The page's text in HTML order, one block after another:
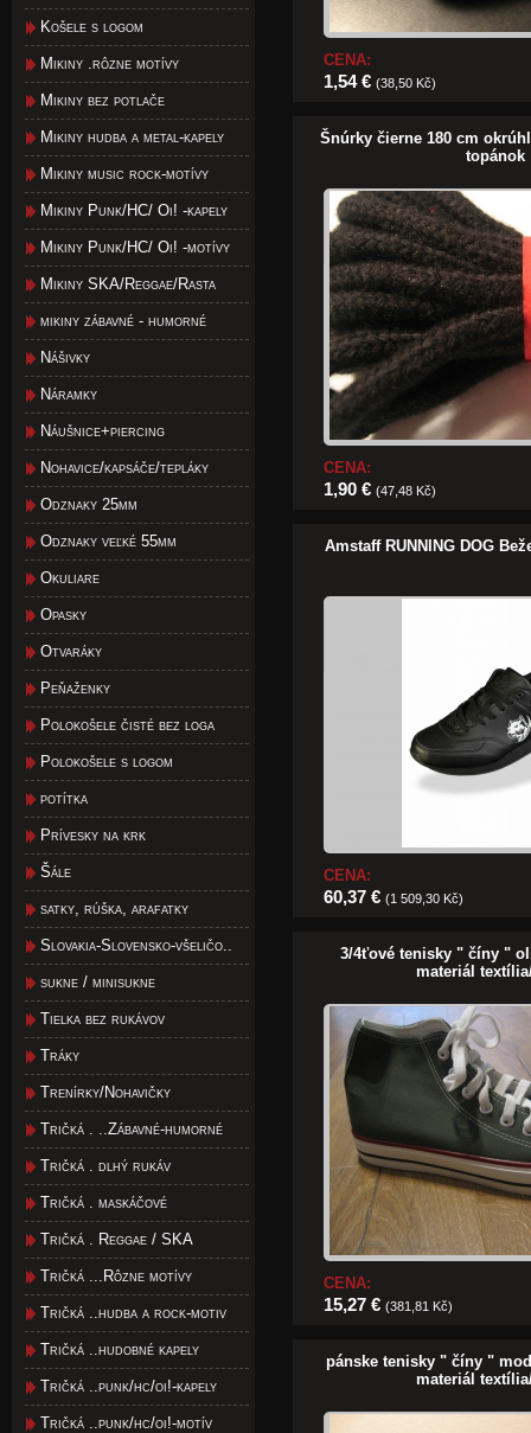
Košele s logom
Mikiny .rôzne motívy
Mikiny bez potlače
Mikiny hudba a metal-kapely
Mikiny music rock-motívy
Mikiny Punk/HC/ Oi! -kapely
Mikiny Punk/HC/ Oi! -motívy
Mikiny SKA/Reggae/Rasta
mikiny zábavné - humorné
Nášivky
Náramky
Náušnice+piercing
Nohavice/kapsáče/tepláky
Odznaky 25mm
Odznaky veľké 55mm
Okuliare
Opasky
Otvaráky
Peňaženky
Polokošele čisté bez loga
Polokošele s logom
potítka
Prívesky na krk
Šále
satky, rúška, arafatky
Slovakia-Slovensko-všeličo..
sukne / minisukne
Tielka bez rukávov
Tráky
Trenírky/Nohavičky
Tričká . ..Zábavné-humorné
Tričká . dlhý rukáv
Tričká . maskáčové
Tričká . Reggae / SKA
Tričká ...Rôzne motívy
Tričká ..hudba a rock-motiv
Tričká ..hudobné kapely
Tričká ..punk/hc/oi!-kapely
Tričká ..punk/hc/oi!-motív
CENA:
1,54 € (38,50 Kč)
Šnúrky čierne 180 cm
topánok
CENA:
1,90 € (47,48 Kč)
Amstaff RUNNING DOG
CENA:
60,37 € (1 509,30 Kč)
3/4ťové tenisky " číny "
materiál
CENA:
15,27 € (381,81 Kč)
pánske tenisky " číny "
materiál